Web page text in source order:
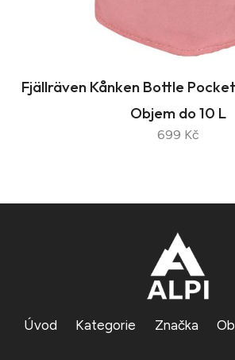
Fjällräven Kånken Bottle
Objem do 10 L
699 Kč
Úvod Kategorie Značka